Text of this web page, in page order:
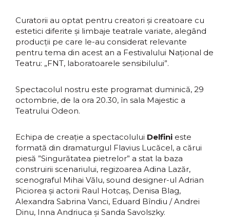
Curatorii au optat pentru creatori și creatoare cu
estetici diferite și limbaje teatrale variate, alegând
producții pe care le-au considerat relevante
pentru tema din acest an a Festivalului Național de
Teatru: „FNT, laboratoarele sensibilului”.
Spectacolul nostru este programat duminică, 29
octombrie, de la ora 20.30, în sala Majestic a
Teatrului Odeon.
Echipa de creație a spectacolului Delfini este
formată din dramaturgul Flavius Lucăcel, a cărui
piesă ”Singurătatea pietrelor” a stat la baza
construirii scenariului, regizoarea Adina Lazăr,
scenograful Mihai Vălu, sound designer-ul Adrian
Piciorea și actorii Raul Hotcaș, Denisa Blag,
Alexandra Sabrina Vanci, Eduard Bîndiu / Andrei
Dinu, Inna Andriuca și Sanda Savolszky.